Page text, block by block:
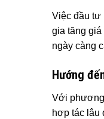
Việc đầu tư
gia tăng
ngày càng
Hướng
Với
hợp tác lâu